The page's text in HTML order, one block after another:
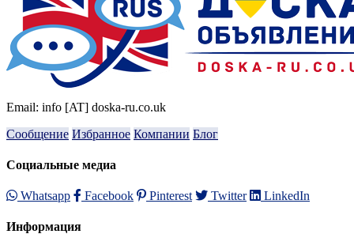
Email: info [AT] doska-ru.co.uk
Сообщение Избранное Компании Блог
Социальные медиа
Whatsapp Facebook Pinterest Twitter LinkedIn
Информация